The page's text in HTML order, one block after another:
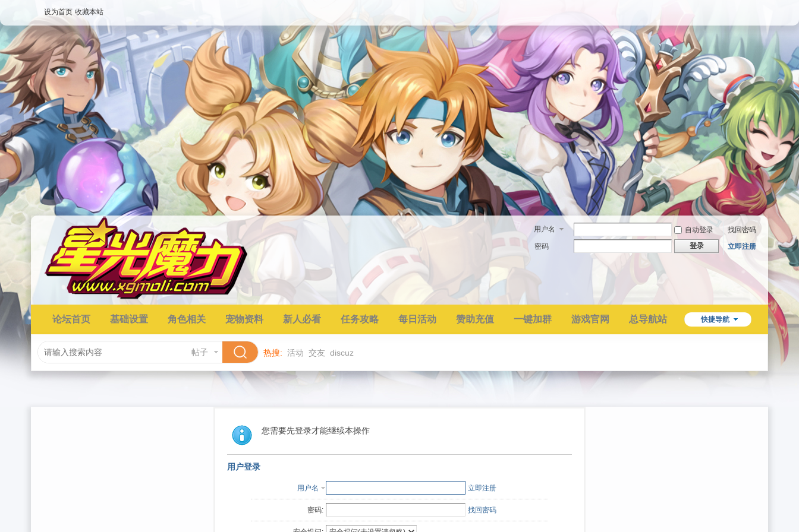
设为首页 收藏本站
用户名 自动登录
找回密码
密码
登录 立即注册
快捷导航
论坛首页 基础设置 角色相关 宠物资料 新人必看 任务攻略 每日活动 赞助充值 一键加群 游戏官网 总导航站
帖子 热搜: 活动 交友 discuz
您需要先登录才能继续本操作
用户登录
用户名 立即注册
密码: 找回密码